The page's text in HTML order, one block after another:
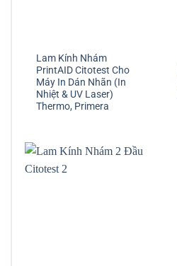
Lam Kính Nhám
PrintAID Citotest Cho
Máy In Dán Nhãn (In
Nhiệt & UV Laser)
Thermo, Primera